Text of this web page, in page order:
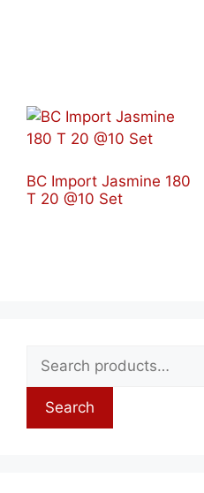
BC Import Jasmine 180
T 20 @10 Set
Search